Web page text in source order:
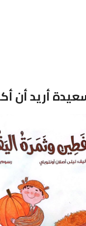
أريد أن